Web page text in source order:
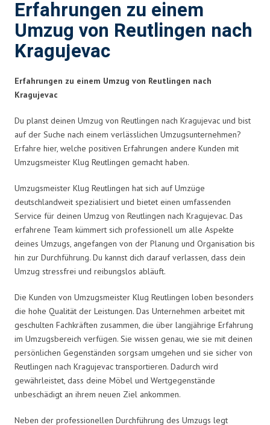
Erfahrungen zu einem
Umzug von Reutlingen nach
Kragujevac
Erfahrungen zu einem Umzug von Reutlingen nach
Kragujevac
Du planst deinen Umzug von Reutlingen nach Kragujevac und bist
auf der Suche nach einem verlässlichen Umzugsunternehmen?
Erfahre hier, welche positiven Erfahrungen andere Kunden mit
Umzugsmeister Klug Reutlingen gemacht haben.
Umzugsmeister Klug Reutlingen hat sich auf Umzüge
deutschlandweit spezialisiert und bietet einen umfassenden
Service für deinen Umzug von Reutlingen nach Kragujevac. Das
erfahrene Team kümmert sich professionell um alle Aspekte
deines Umzugs, angefangen von der Planung und Organisation bis
hin zur Durchführung. Du kannst dich darauf verlassen, dass dein
Umzug stressfrei und reibungslos abläuft.
Die Kunden von Umzugsmeister Klug Reutlingen loben besonders
die hohe Qualität der Leistungen. Das Unternehmen arbeitet mit
geschulten Fachkräften zusammen, die über langjährige Erfahrung
im Umzugsbereich verfügen. Sie wissen genau, wie sie mit deinen
persönlichen Gegenständen sorgsam umgehen und sie sicher von
Reutlingen nach Kragujevac transportieren. Dadurch wird
gewährleistet, dass deine Möbel und Wertgegenstände
unbeschädigt an ihrem neuen Ziel ankommen.
Neben der professionellen Durchführung des Umzugs legt